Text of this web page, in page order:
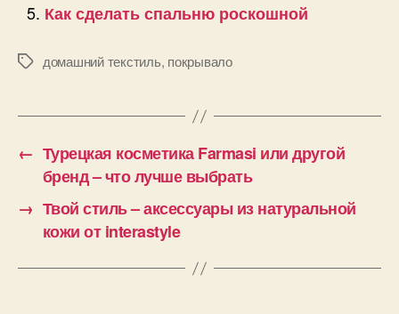
Как сделать спальню роскошной
Позначкидомашний текстиль, покрывало
← Турецкая косметика Farmasi или другой
бренд – что лучше выбрать
→ Твой стиль – аксессуары из натуральной
кожи от interastyle